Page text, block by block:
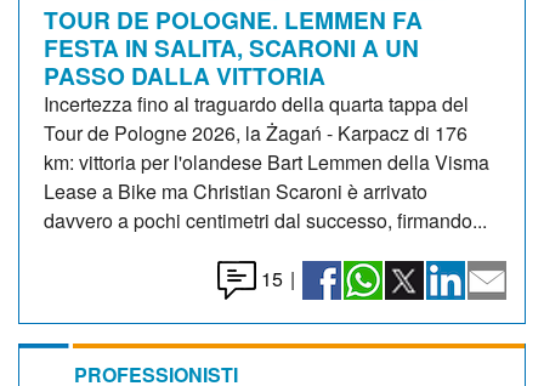
TOUR DE POLOGNE. LEMMEN FA
FESTA IN SALITA, SCARONI A UN
PASSO DALLA VITTORIA
Incertezza fino al traguardo della quarta tappa del
Tour de Pologne 2026, la Żagań - Karpacz di 176
km: vittoria per l'olandese Bart Lemmen della Visma
Lease a Bike ma Christian Scaroni è arrivato
davvero a pochi centimetri dal successo, firmando...
15 |
PROFESSIONISTI